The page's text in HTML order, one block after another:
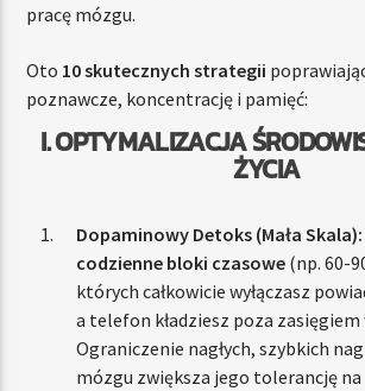
pracę mózgu.
Oto 10 skutecznych strategii
poznawcze, koncentrację i pamięć:
I. OPTYMALIZACJA
ŻYCIA
Dopaminowy Detoks (Mała Skala):
codzienne bloki czasowe (np. 60-
których całkowicie wyłączasz
a telefon kładziesz poza zasięgiem
Ograniczenie nagłych, szybkich
mózgu zwiększa jego tolerancję na